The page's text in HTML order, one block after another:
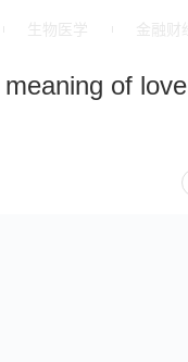
of love